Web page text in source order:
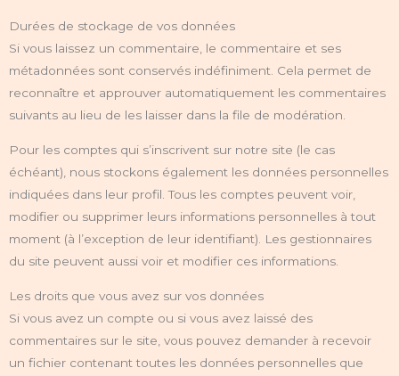
Durées de stockage de vos données
Si vous laissez un commentaire, le commentaire et ses
métadonnées sont conservés indéfiniment. Cela permet de
reconnaître et approuver automatiquement les commentaires
suivants au lieu de les laisser dans la file de modération.
Pour les comptes qui s’inscrivent sur notre site (le cas
échéant), nous stockons également les données personnelles
indiquées dans leur profil. Tous les comptes peuvent voir,
modifier ou supprimer leurs informations personnelles à tout
moment (à l’exception de leur identifiant). Les gestionnaires
du site peuvent aussi voir et modifier ces informations.
Les droits que vous avez sur vos données
Si vous avez un compte ou si vous avez laissé des
commentaires sur le site, vous pouvez demander à recevoir
un fichier contenant toutes les données personnelles que